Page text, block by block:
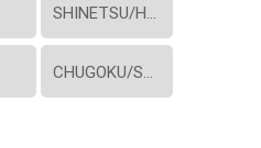
SHINETSU/HOKURIKU
CHUGOKU/SHIKOKU